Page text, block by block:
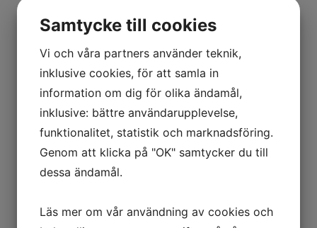
Flyttstädning på
Södermalm
Vi har sedan 1999 hjälpt kunder med
flyttstädning på Södermalm och i övriga
Stockholm. Oavsett om du är privatperson
eller företag som ska flytta så ser vi till att
bostaden lämnas ren och fräsch till nästa ägare
eller hyresgäst. Med vår nöjdhetsgaranti kan
anmärkningar åtgärdar vi dem inom rimlig tid.
Samtycke till cookies
Vi och våra partners använder teknik,
inklusive cookies, för att samla in
information om dig för olika ändamål,
inklusive: bättre användarupplevelse,
funktionalitet, statistik och marknadsföring.
Genom att klicka på "OK" samtycker du till
dessa ändamål.
Läs mer om vår användning av cookies och